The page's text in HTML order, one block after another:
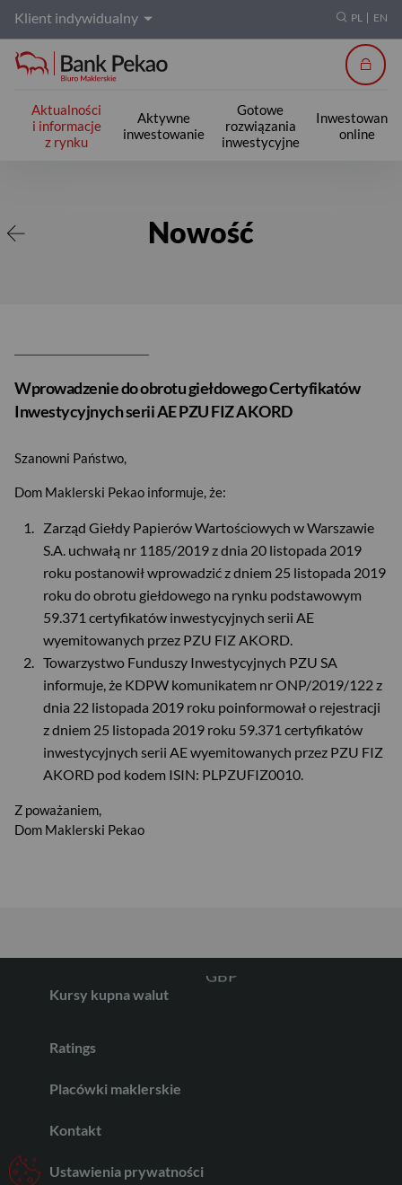
Klient indywidualny PL EN
Aktualności
i informacje
z rynku
Aktywne
inwestowanie
Gotowe
rozwiązania
inwestycyjne
Inwestowanie
online
Nowość
Wprowadzenie do obrotu giełdowego Certyfikatów
Inwestycyjnych serii AE PZU FIZ AKORD
Szanowni Państwo,
Dom Maklerski Pekao informuje, że:
Zarząd Giełdy Papierów Wartościowych w Warszawie
S.A. uchwałą nr 1185/2019 z dnia 20 listopada 2019
roku postanowił wprowadzić z dniem 25 listopada 2019
roku do obrotu giełdowego na rynku podstawowym
59.371 certyfikatów inwestycyjnych serii AE
wyemitowanych przez PZU FIZ AKORD.
Towarzystwo Funduszy Inwestycyjnych PZU SA
informuje, że KDPW komunikatem nr ONP/2019/122 z
dnia 22 listopada 2019 roku poinformował o rejestracji
z dniem 25 listopada 2019 roku 59.371 certyfikatów
inwestycyjnych serii AE wyemitowanych przez PZU FIZ
AKORD pod kodem ISIN: PLPZUFIZ0010.
Z poważaniem,
Dom Maklerski Pekao
Kursy kupna walut
GBP
Ratings
Placówki maklerskie
Kontakt
Ustawienia prywatności